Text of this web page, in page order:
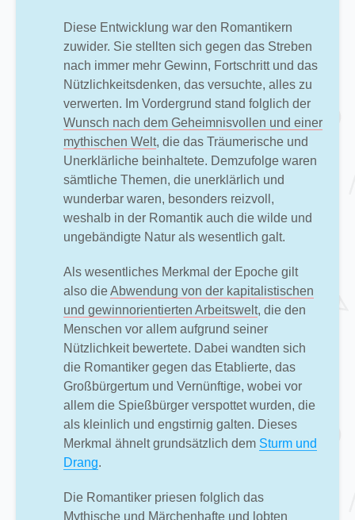
Diese Entwicklung war den Romantikern
zuwider. Sie stellten sich gegen das Streben
nach immer mehr Gewinn, Fortschritt und das
Nützlichkeitsdenken, das versuchte, alles zu
verwerten. Im Vordergrund stand folglich der
Wunsch nach dem Geheimnisvollen und einer
mythischen Welt, die das Träumerische und
Unerklärliche beinhaltete. Demzufolge waren
sämtliche Themen, die unerklärlich und
wunderbar waren, besonders reizvoll,
weshalb in der Romantik auch die wilde und
ungebändigte Natur als wesentlich galt.
Als wesentliches Merkmal der Epoche gilt
also dieAbwendung von der kapitalistischen
und gewinnorientierten Arbeitswelt, die den
Menschen vor allem aufgrund seiner
Nützlichkeit bewertete. Dabei wandten sich
die Romantiker gegen das Etablierte, das
Großbürgertum und Vernünftige, wobei vor
allem die Spießbürger verspottet wurden, die
als kleinlich und engstirnig galten. Dieses
Merkmal ähnelt grundsätzlich dem Sturm und
Drang.
Die Romantiker priesen folglich das
Mythische und Märchenhafte und lobten